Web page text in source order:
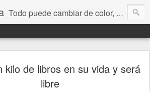
Todo puede cambiar de color, depende de nosotros y de nuestra capacidad para aprender a mirar. Hablamos de sociedad, economía, empresa, política, RRHH, formación. De Historia reciente, de educación y de temas sociales.
kilo de libros en su vida y será
libre